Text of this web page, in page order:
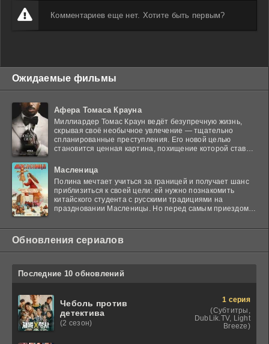
Комментариев еще нет. Хотите быть первым?
Ожидаемые фильмы
Афера Томаса Крауна
Миллиардер Томас Краун ведёт безупречную жизнь,
скрывая своё необычное увлечение — тщательно
спланированные преступления. Его новой целью
становится ценная картина, похищение которой ставит
Масленица
Полина мечтает учиться за границей и получает шанс
приблизиться к своей цели: ей нужно познакомить
китайского студента с русскими традициями на
праздновании Масленицы. Но перед самым приездом
Обновления сериалов
Последние 10 обновлений
Чеболь против
детектива
(2 сезон)
1 серия
(Субтитры,
DubLik.TV, Light
Breeze)